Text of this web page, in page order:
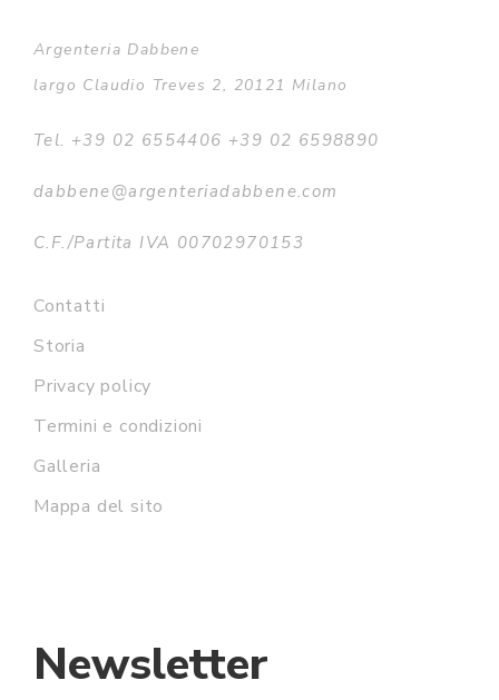
Argenteria Dabbene
largo Claudio Treves 2, 20121 Milano
Tel. +39 02 6554406 +39 02 6598890
dabbene@argenteriadabbene.com
C.F./Partita IVA 00702970153
Contatti
Storia
Privacy policy
Termini e condizioni
Galleria
Mappa del sito
Newsletter